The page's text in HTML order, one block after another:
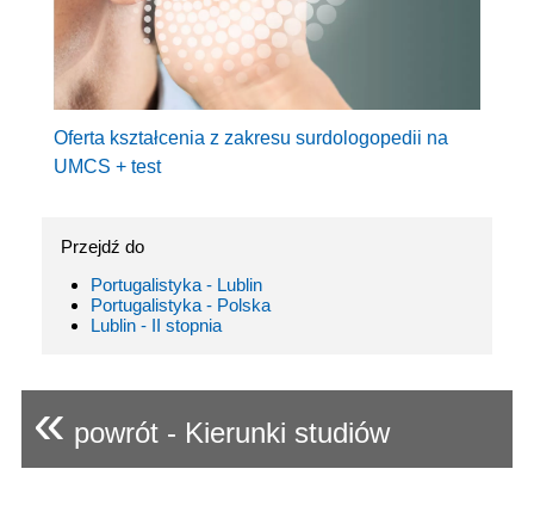
Oferta kształcenia z zakresu surdologopedii na
UMCS + test
Przejdź do
Portugalistyka - Lublin
Portugalistyka - Polska
Lublin - II stopnia
« powrót - Kierunki studiów